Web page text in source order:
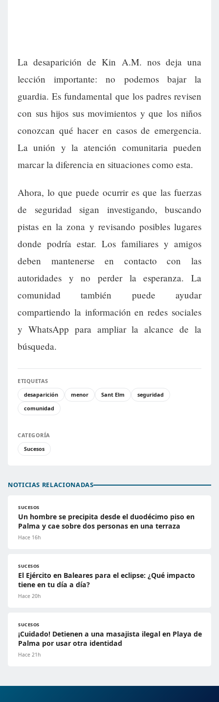
La desaparición de Kin A.M. nos deja una
lección importante: no podemos bajar la
guardia. Es fundamental que los padres revisen
con sus hijos sus movimientos y que los niños
conozcan qué hacer en casos de emergencia.
La unión y la atención comunitaria pueden
marcar la diferencia en situaciones como esta.
Ahora, lo que puede ocurrir es que las fuerzas
de seguridad sigan investigando, buscando
pistas en la zona y revisando posibles lugares
donde podría estar. Los familiares y amigos
deben mantenerse en contacto con las
autoridades y no perder la esperanza. La
comunidad también puede ayudar
compartiendo la información en redes sociales
y WhatsApp para ampliar la alcance de la
búsqueda.
ETIQUETAS
desaparición
menor Sant Elm
seguridad
comunidad
CATEGORÍA
Sucesos
NOTICIAS RELACIONADAS
SUCESOS
Un hombre se precipita desde el duodécimo piso en
Palma y cae sobre dos personas en una terraza
Hace 16h
SUCESOS
El Ejército en Baleares para el eclipse: ¿Qué impacto
tiene en tu día a día?
Hace 20h
SUCESOS
¡Cuidado! Detienen a una masajista ilegal en Playa de
Palma por usar otra identidad
Hace 21h